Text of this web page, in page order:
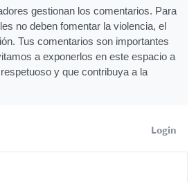
gestionan los comentarios. Para
no deben fomentar la violencia, el
Tus comentarios son importantes
a exponerlos en este espacio a
y que contribuya a la
Login